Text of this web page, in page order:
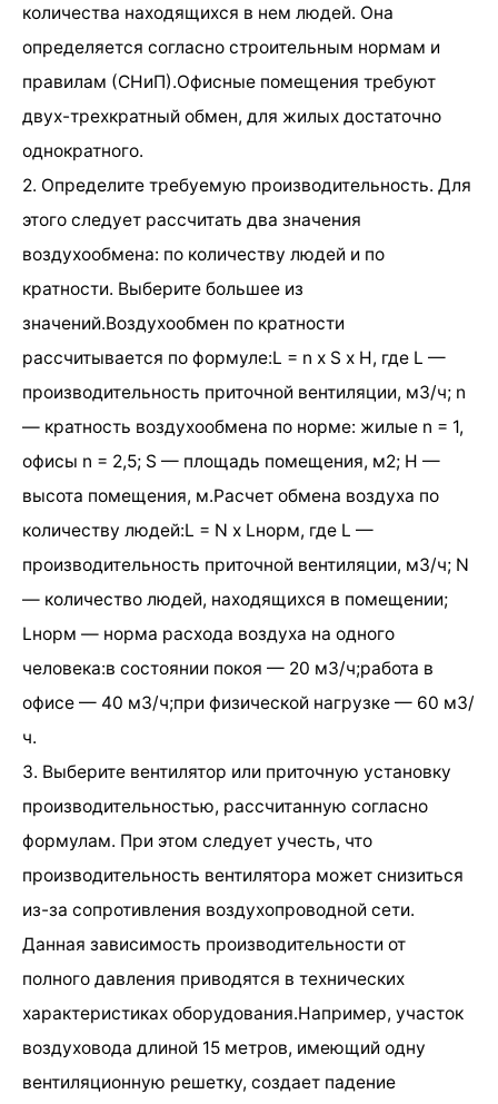
количества находящихся в нем людей. Она
определяется согласно строительным нормам и
правилам (СНиП).Офисные помещения требуют
двух-трехкратный обмен, для жилых достаточно
однократного.
2. Определите требуемую производительность. Для
этого следует рассчитать два значения
воздухообмена: по количеству людей и по
кратности. Выберите большее из
значений.Воздухообмен по кратности
рассчитывается по формуле:L = n х S х H, где L —
производительность приточной вентиляции, м3/ч; n
— кратность воздухообмена по норме: жилые n = 1,
офисы n = 2,5; S — площадь помещения, м2; H —
высота помещения, м.Расчет обмена воздуха по
количеству людей:L = N х Lнорм, где L —
производительность приточной вентиляции, м3/ч; N
— количество людей, находящихся в помещении;
Lнорм — норма расхода воздуха на одного
человека:в состоянии покоя — 20 м3/ч;работа в
офисе — 40 м3/ч;при физической нагрузке — 60 м3/
ч.
3. Выберите вентилятор или приточную установку
производительностью, рассчитанную согласно
формулам. При этом следует учесть, что
производительность вентилятора может снизиться
из-за сопротивления воздухопроводной сети.
Данная зависимость производительности от
полного давления приводятся в технических
характеристиках оборудования.Например, участок
воздуховода длиной 15 метров, имеющий одну
вентиляционную решетку, создает падение